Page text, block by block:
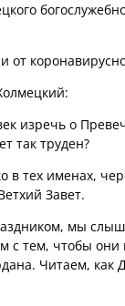
от
изречь о
так труден?
в тех именах,
Завет.
мы
с тем, чтобы
Читаем, как